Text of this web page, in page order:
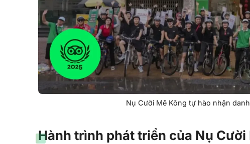
Nụ Cười Mê Kông tự hào nhận
Hành trình phát triển của Nụ Cười